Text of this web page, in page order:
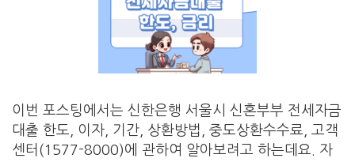
이번 포스팅에서는 신한은행 서울시 신혼부부 전세자금
대출 한도, 이자, 기간, 상환방법, 중도상환수수료, 고객
센터(1577-8000)에 관하여 알아보려고 하는데요. 자